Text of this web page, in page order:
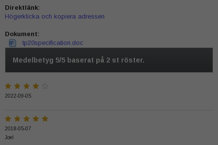
Direktlänk:
Högerklicka och kopiera adressen
Dokument:
tp20specification.doc
Medelbetyg 5/5 baserat på 2 st röster.
2022-09-05
2018-05-07
Joel